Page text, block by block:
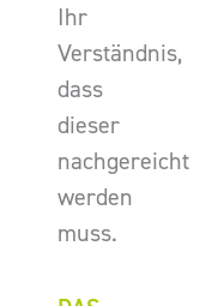
Ihr
Verständnis,
dass
dieser
nachgereicht
werden
muss.